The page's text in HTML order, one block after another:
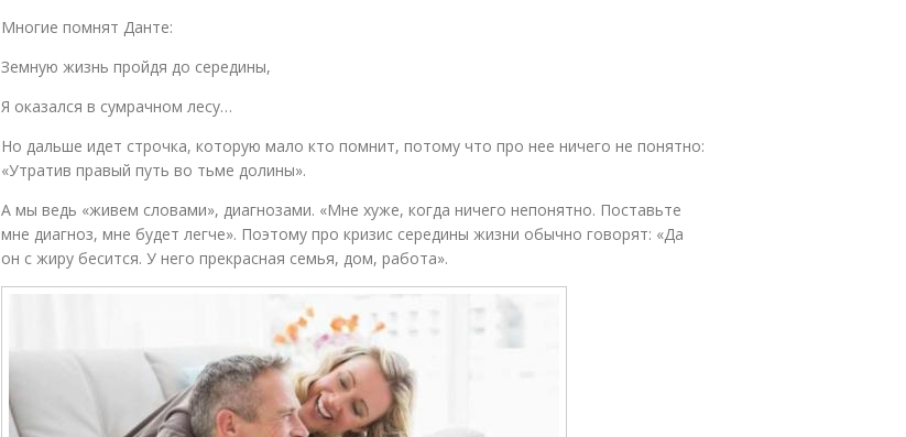
Многие помнят Данте:
Земную жизнь пройдя до середины,
Я оказался в сумрачном лесу…
Но дальше идет строчка, которую мало кто помнит, потому что про нее ничего не понятно:
«Утратив правый путь во тьме долины».
А мы ведь «живем словами», диагнозами. «Мне хуже, когда ничего непонятно. Поставьте
мне диагноз, мне будет легче». Поэтому про кризис середины жизни обычно говорят: «Да
он с жиру бесится. У него прекрасная семья, дом, работа».